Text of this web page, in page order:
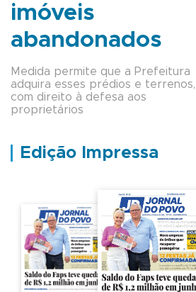
imóveis
abandonados
Medida permite que a Prefeitura
adquira esses prédios e terrenos,
com direito à defesa aos
proprietários
Edição Impressa